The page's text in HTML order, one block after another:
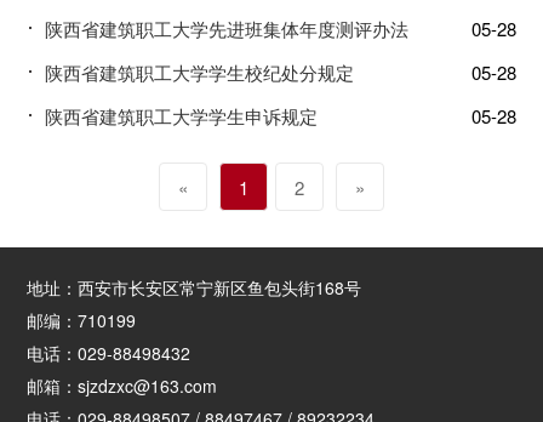
陕西省建筑职工大学先进班集体年度测评办法
05-28
陕西省建筑职工大学学生校纪处分规定
05-28
陕西省建筑职工大学学生申诉规定
05-28
« 1 2 »
地址：西安市长安区常宁新区鱼包头街168号
邮编：710199
电话：029-88498432
邮箱：sjzdzxc@163.com